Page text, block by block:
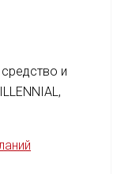
и